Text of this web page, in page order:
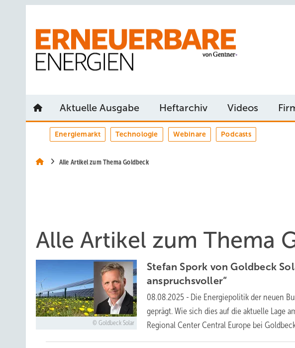
Aktuelle Ausgabe Heftarchiv Videos
Energiemarkt Technologie Webinare Podcasts
Alle Artikel zum Thema Goldbeck
Alle Artikel zum Thema
Goldbeck Solar
Stefan Spork von Goldbeck
anspruchsvoller“
08.08.2025 - Die Energiepolitik der neuen
geprägt. Wie sich dies auf die aktuelle Lage
Regional Center Central Europe bei